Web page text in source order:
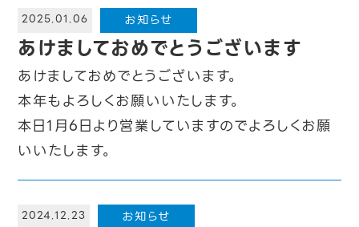
2025.01.06 お知らせ
あけましておめでとうございます
あけましておめでとうございます。
本年もよろしくお願いいたします。
本日1月6日より営業していますのでよろしくお願
いいたします。
2024.12.23 お知らせ